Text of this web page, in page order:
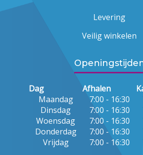
Levering
Veilig winkelen
Dag Afhalen
Maandag
7:00 - 16:30
Dinsdag
7:00 - 16:30
Woensdag
7:00 - 16:30
Donderdag
7:00 - 16:30
Vrijdag
7:00 - 16:30